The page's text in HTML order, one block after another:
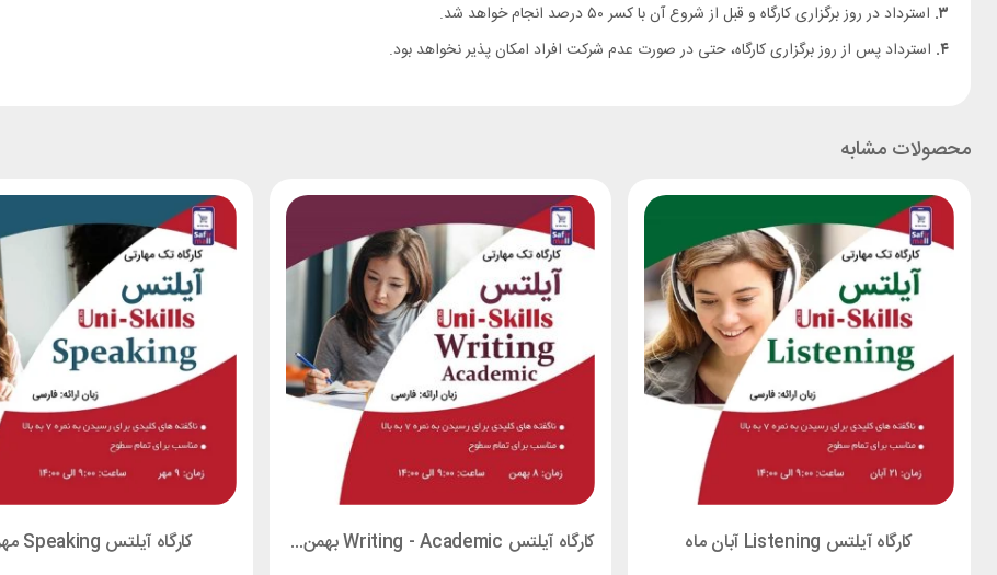
۳. استرداد در روز برگزاری کارگاه و قبل از شروع آن با کسر ۵۰ درصد انجام خواهد شد.
۴. استرداد پس از روز برگزاری کارگاه، حتی در صورت عدم شرکت افراد امکان پذیر نخواهد بود.
محصولات مشابه
کارگاه آیلتس Listening آبان ماه کارگاه آیلتس Writing - Academic بهمن ماه کارگاه آیلتس Speaking مهر ماه